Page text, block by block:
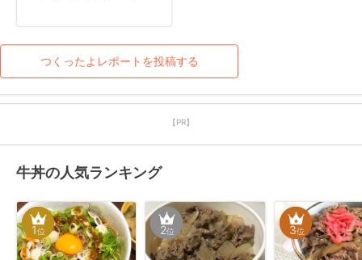
つくったよレポートを投稿する
【PR】
牛丼の人気ランキング
1位 2位 3位